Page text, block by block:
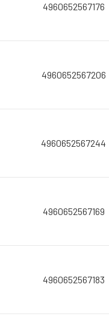
4960652567176
4960652567206
4960652567244
4960652567169
4960652567183